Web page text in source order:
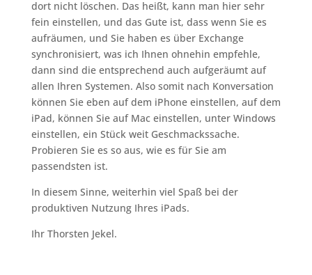
dort nicht löschen. Das heißt, kann man hier sehr
fein einstellen, und das Gute ist, dass wenn Sie es
aufräumen, und Sie haben es über Exchange
synchronisiert, was ich Ihnen ohnehin empfehle,
dann sind die entsprechend auch aufgeräumt auf
allen Ihren Systemen. Also somit nach Konversation
können Sie eben auf dem iPhone einstellen, auf dem
iPad, können Sie auf Mac einstellen, unter Windows
einstellen, ein Stück weit Geschmackssache.
Probieren Sie es so aus, wie es für Sie am
passendsten ist.
In diesem Sinne, weiterhin viel Spaß bei der
produktiven Nutzung Ihres iPads.
Ihr Thorsten Jekel.